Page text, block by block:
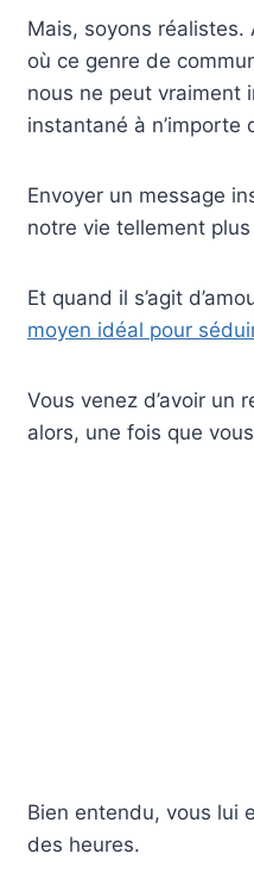
Mais, soyons
où ce genre de
nous ne peut vraiment
instantané à n’importe
Envoyer un message
notre vie tellement
Et quand il s’agit
moyen idéal pour
Vous venez d’avoir un
alors, une fois que
Bien entendu, vous lui
des heures.